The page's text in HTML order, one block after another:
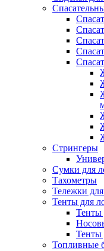
Стрингеры
Сумки для
Тахометры
Тележки
Тенты для
Тенты
Тенты
Топливные